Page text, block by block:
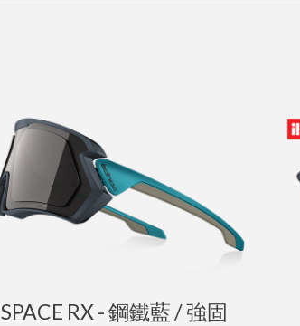
SPACE RX - 鋼鐵藍 / 強固